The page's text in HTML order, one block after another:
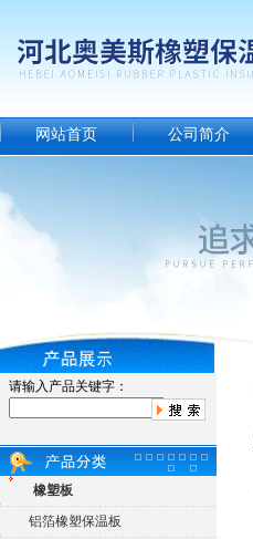
网站首页 公司简介
请输入产品关键字：
橡塑板
铝箔橡塑保温板